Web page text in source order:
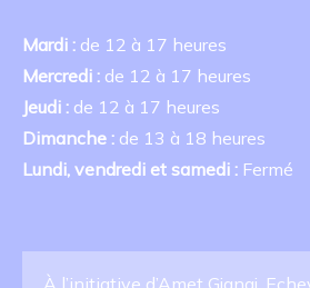
Mardi : de 12 à 17 heures
Mercredi : de 12 à 17 heures
Jeudi : de 12 à 17 heures
Dimanche : de 13 à 18 heures
Lundi, vendredi et samedi : Fermé
À l’initiative d’Amet Gjanaj,